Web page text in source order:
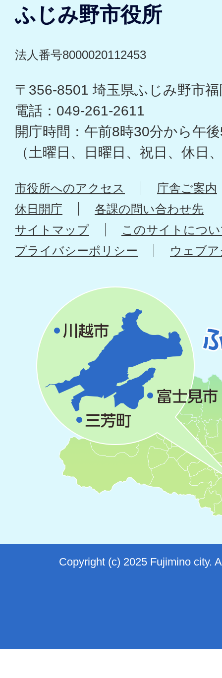
ふじみ野市役所
法人番号8000020112453
〒356-8501 埼玉県ふじみ野市
電話：049-261-2611
開庁時間：午前8時30分から午
（土曜日、日曜日、祝日、休日
市役所へのアクセス
庁舎ご案内
休日開庁
各課の問い合わせ先
サイトマップ
このサイトにつ
プライバシーポリシー
ウェブ
Copyright (c) 2025 Fujimino city.